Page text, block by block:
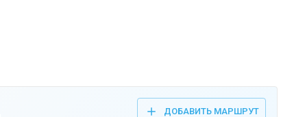
ДОБАВИТЬ МАРШРУТ